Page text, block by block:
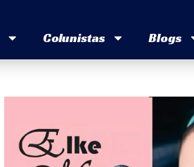
Colunistas Blogs